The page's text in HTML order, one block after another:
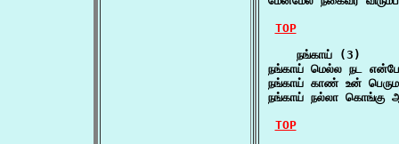
TOP
    நங்காய் (3)
நங்காய் மெல்ல நட
நங்காய் காண் உன்
நங்காய் நல்லா
TOP